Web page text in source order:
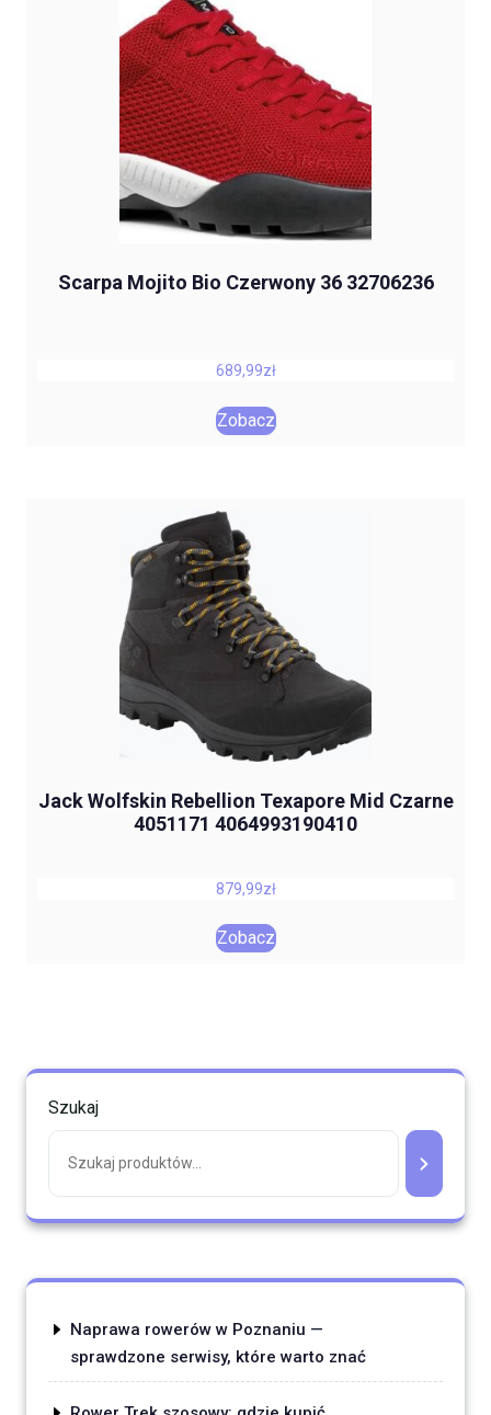
Scarpa Mojito Bio Czerwony 36 32706236
689,99zł
Zobacz
Jack Wolfskin Rebellion Texapore Mid Czarne
4051171 4064993190410
879,99zł
Zobacz
Szukaj
Naprawa rowerów w Poznaniu —
sprawdzone serwisy, które warto znać